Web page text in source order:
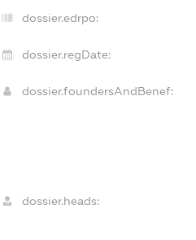
dossier.edrpo:
dossier.regDate:
dossier.foundersAndBenef:
dossier.heads: